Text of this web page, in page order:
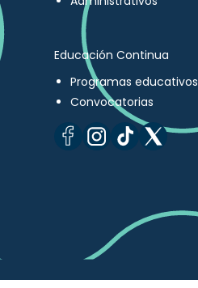
Educación Continua
Programas educativos
Convocatorias